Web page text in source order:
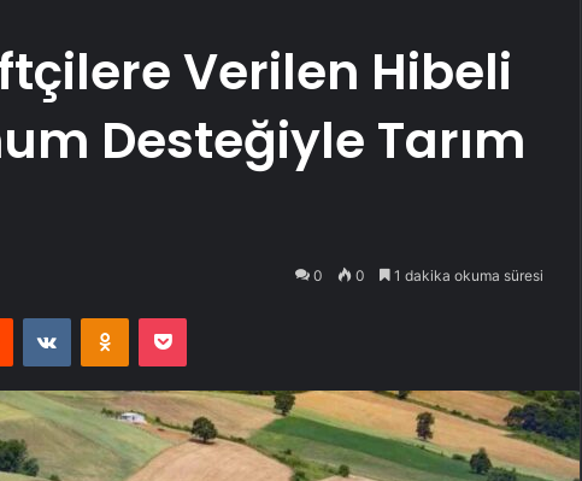
Verilen Hibeli
Desteğiyle Tarım
0 0 1 dakika okuma süresi
Reddit VKontakteOdnoklassniki
Pocket